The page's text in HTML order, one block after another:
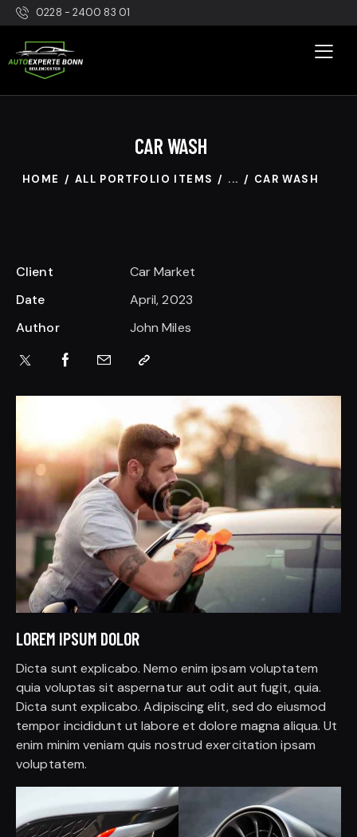
0228 - 2400 83 01
CAR WASH
HOME ALL PORTFOLIO ITEMS ... CAR WASH
LOREM IPSUM DOLOR
Dicta sunt explicabo. Nemo enim ipsam voluptatem
quia voluptas sit aspernatur aut odit aut fugit, quia.
Dicta sunt explicabo. Adipiscing elit, sed do eiusmod
tempor incididunt ut labore et dolore magna aliqua. Ut
enim minim veniam quis nostrud exercitation ipsam
voluptatem.
Client
Car Market
Date
April, 2023
Author
John Miles